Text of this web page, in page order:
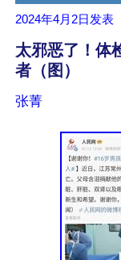
2024年4月2日 发表
太邪恶了！体
者（图）
张菁